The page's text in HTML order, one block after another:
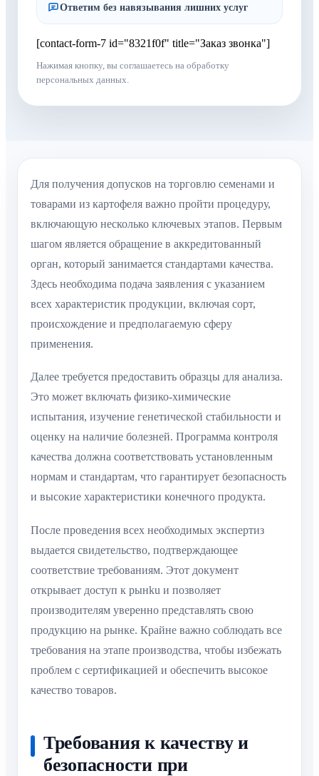
Ответим без навязывания лишних услуг
[contact-form-7 id="8321f0f" title="Заказ звонка"]
Нажимая кнопку, вы соглашаетесь на обработку
персональных данных.
Для получения допусков на торговлю семенами и
товарами из картофеля важно пройти процедуру,
включающую несколько ключевых этапов. Первым
шагом является обращение в аккредитованный
орган, который занимается стандартами качества.
Здесь необходима подача заявления с указанием
всех характеристик продукции, включая сорт,
происхождение и предполагаемую сферу
применения.
Далее требуется предоставить образцы для анализа.
Это может включать физико-химические
испытания, изучение генетической стабильности и
оценку на наличие болезней. Программа контроля
качества должна соответствовать установленным
нормам и стандартам, что гарантирует безопасность
и высокие характеристики конечного продукта.
После проведения всех необходимых экспертиз
выдается свидетельство, подтверждающее
соответствие требованиям. Этот документ
открывает доступ к рынku и позволяет
производителям уверенно представлять свою
продукцию на рынке. Крайне важно соблюдать все
требования на этапе производства, чтобы избежать
проблем с сертификацией и обеспечить высокое
качество товаров.
Требования к качеству и
безопасности при